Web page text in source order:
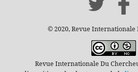
© 2020, Revue Internationale
Revue Internationale Du